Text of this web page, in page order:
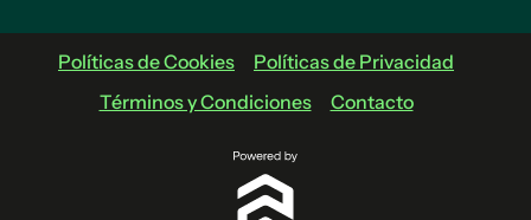
Políticas de Cookies
Políticas de Privacidad
Términos y Condiciones
Contacto